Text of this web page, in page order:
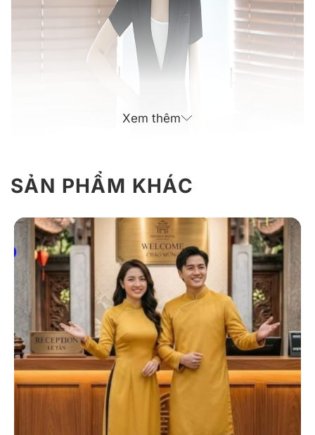
Đồng phục lễ tân – mẫu 09
Xem thêm
SẢN PHẨM KHÁC